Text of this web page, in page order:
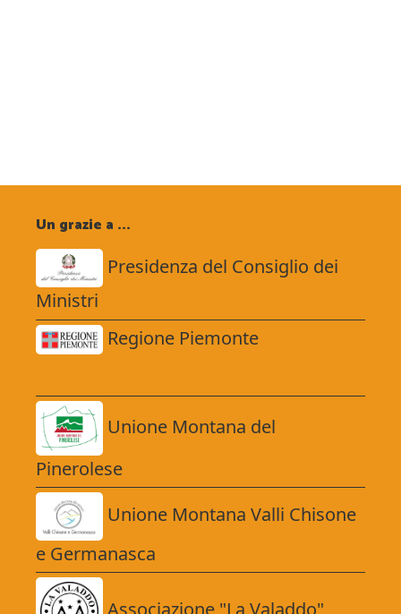
Un grazie a ...
Presidenza del Consiglio dei
Ministri
Regione Piemonte
Unione Montana del
Pinerolese
Unione Montana Valli Chisone
e Germanasca
Associazione "La Valaddo"